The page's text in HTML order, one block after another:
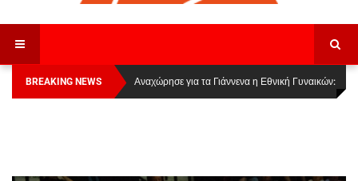
BREAKING NEWS
Οι Πάνθηρες Καβάλας στην Women Basketball
League 1
Αναχώρησε για τα Γιάννενα η Εθνική Γυναικών: